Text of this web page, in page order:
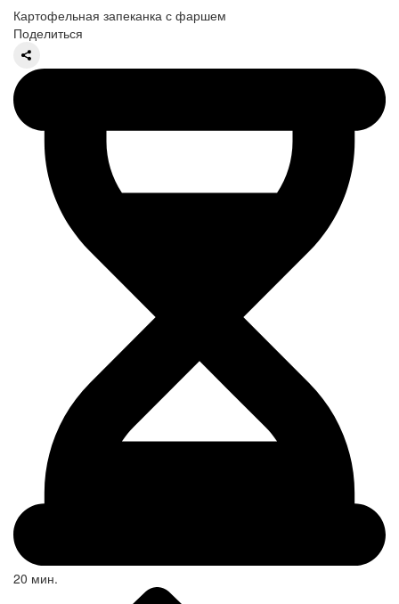
Картофельная запеканка с фаршем
Поделиться
20 мин.